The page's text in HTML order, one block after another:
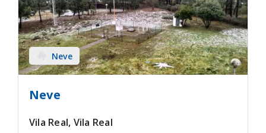
Neve
Neve
Vila Real, Vila Real